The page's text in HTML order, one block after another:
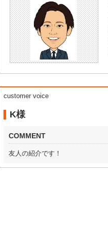
customer voice
K様
COMMENT
友人の紹介です！